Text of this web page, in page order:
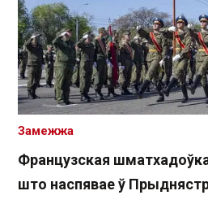
Французская шматхадоўка
што наспявае ў
Замежжа